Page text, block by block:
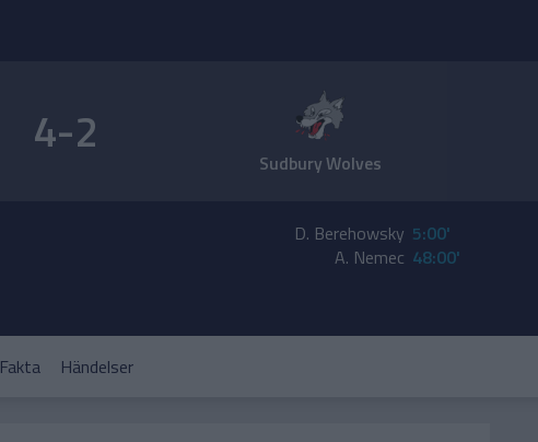
4-2 Sudbury Wolves
D. Berehowsky 5:00'
A. Nemec 48:00'
Fakta Händelser